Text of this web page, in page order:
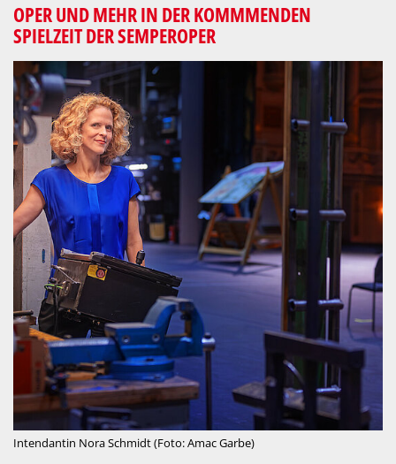
OPER UND MEHR IN DER KOMMMENDEN
SPIELZEIT DER SEMPEROPER
Intendantin Nora Schmidt (Foto: Amac Garbe)